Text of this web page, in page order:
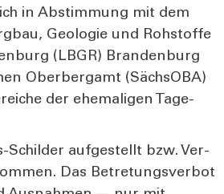
in Abstim­mung mit dem
Geo­lo­gie und Roh­stof­fe
(LBGR) Bran­den­burg
Ober­berg­amt (Sächs­OBA)
der ehe­ma­li­gen Tage­
Schil­der auf­ge­stellt bzw. Ver­
Das Betre­tungs­ver­bot